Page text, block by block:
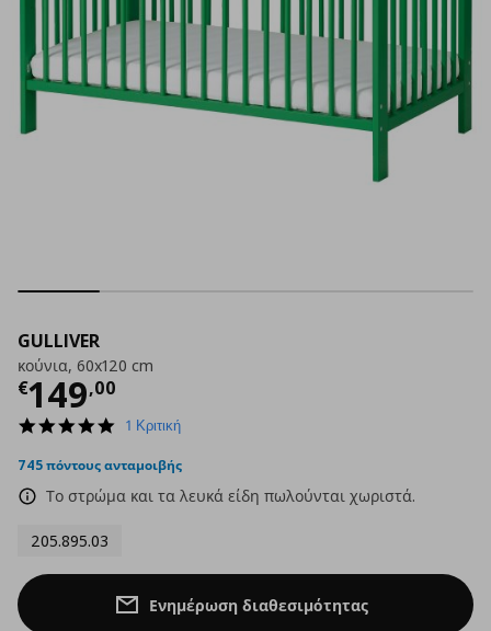
GULLIVER
κούνια, 60x120 cm
€149,00
Τρέχουσα τιμή
5.0
rating
1 Κριτική
745 πόντους ανταμοιβής
Το στρώμα και τα λευκά είδη πωλούνται χωριστά.
205.895.03
Ενημέρωση διαθεσιμότητας